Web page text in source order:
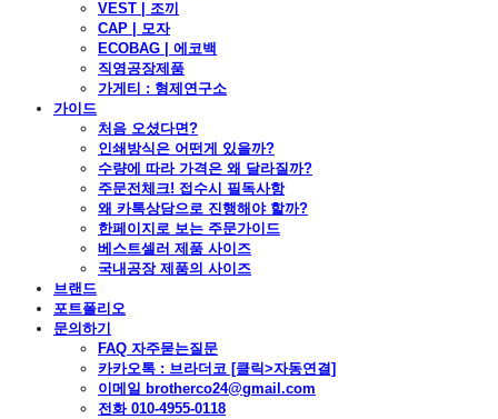
VEST | 조끼
CAP | 모자
ECOBAG | 에코백
직영공장제품
가게티 : 형제연구소
가이드
처음 오셨다면?
인쇄방식은 어떤게 있을까?
수량에 따라 가격은 왜 달라질까?
주문전체크! 접수시 필독사항
왜 카톡상담으로 진행해야 할까?
한페이지로 보는 주문가이드
베스트셀러 제품 사이즈
국내공장 제품의 사이즈
브랜드
포트폴리오
문의하기
FAQ 자주묻는질문
카카오톡 : 브라더코 [클릭>자동연결]
이메일 brotherco24@gmail.com
전화 010-4955-0118